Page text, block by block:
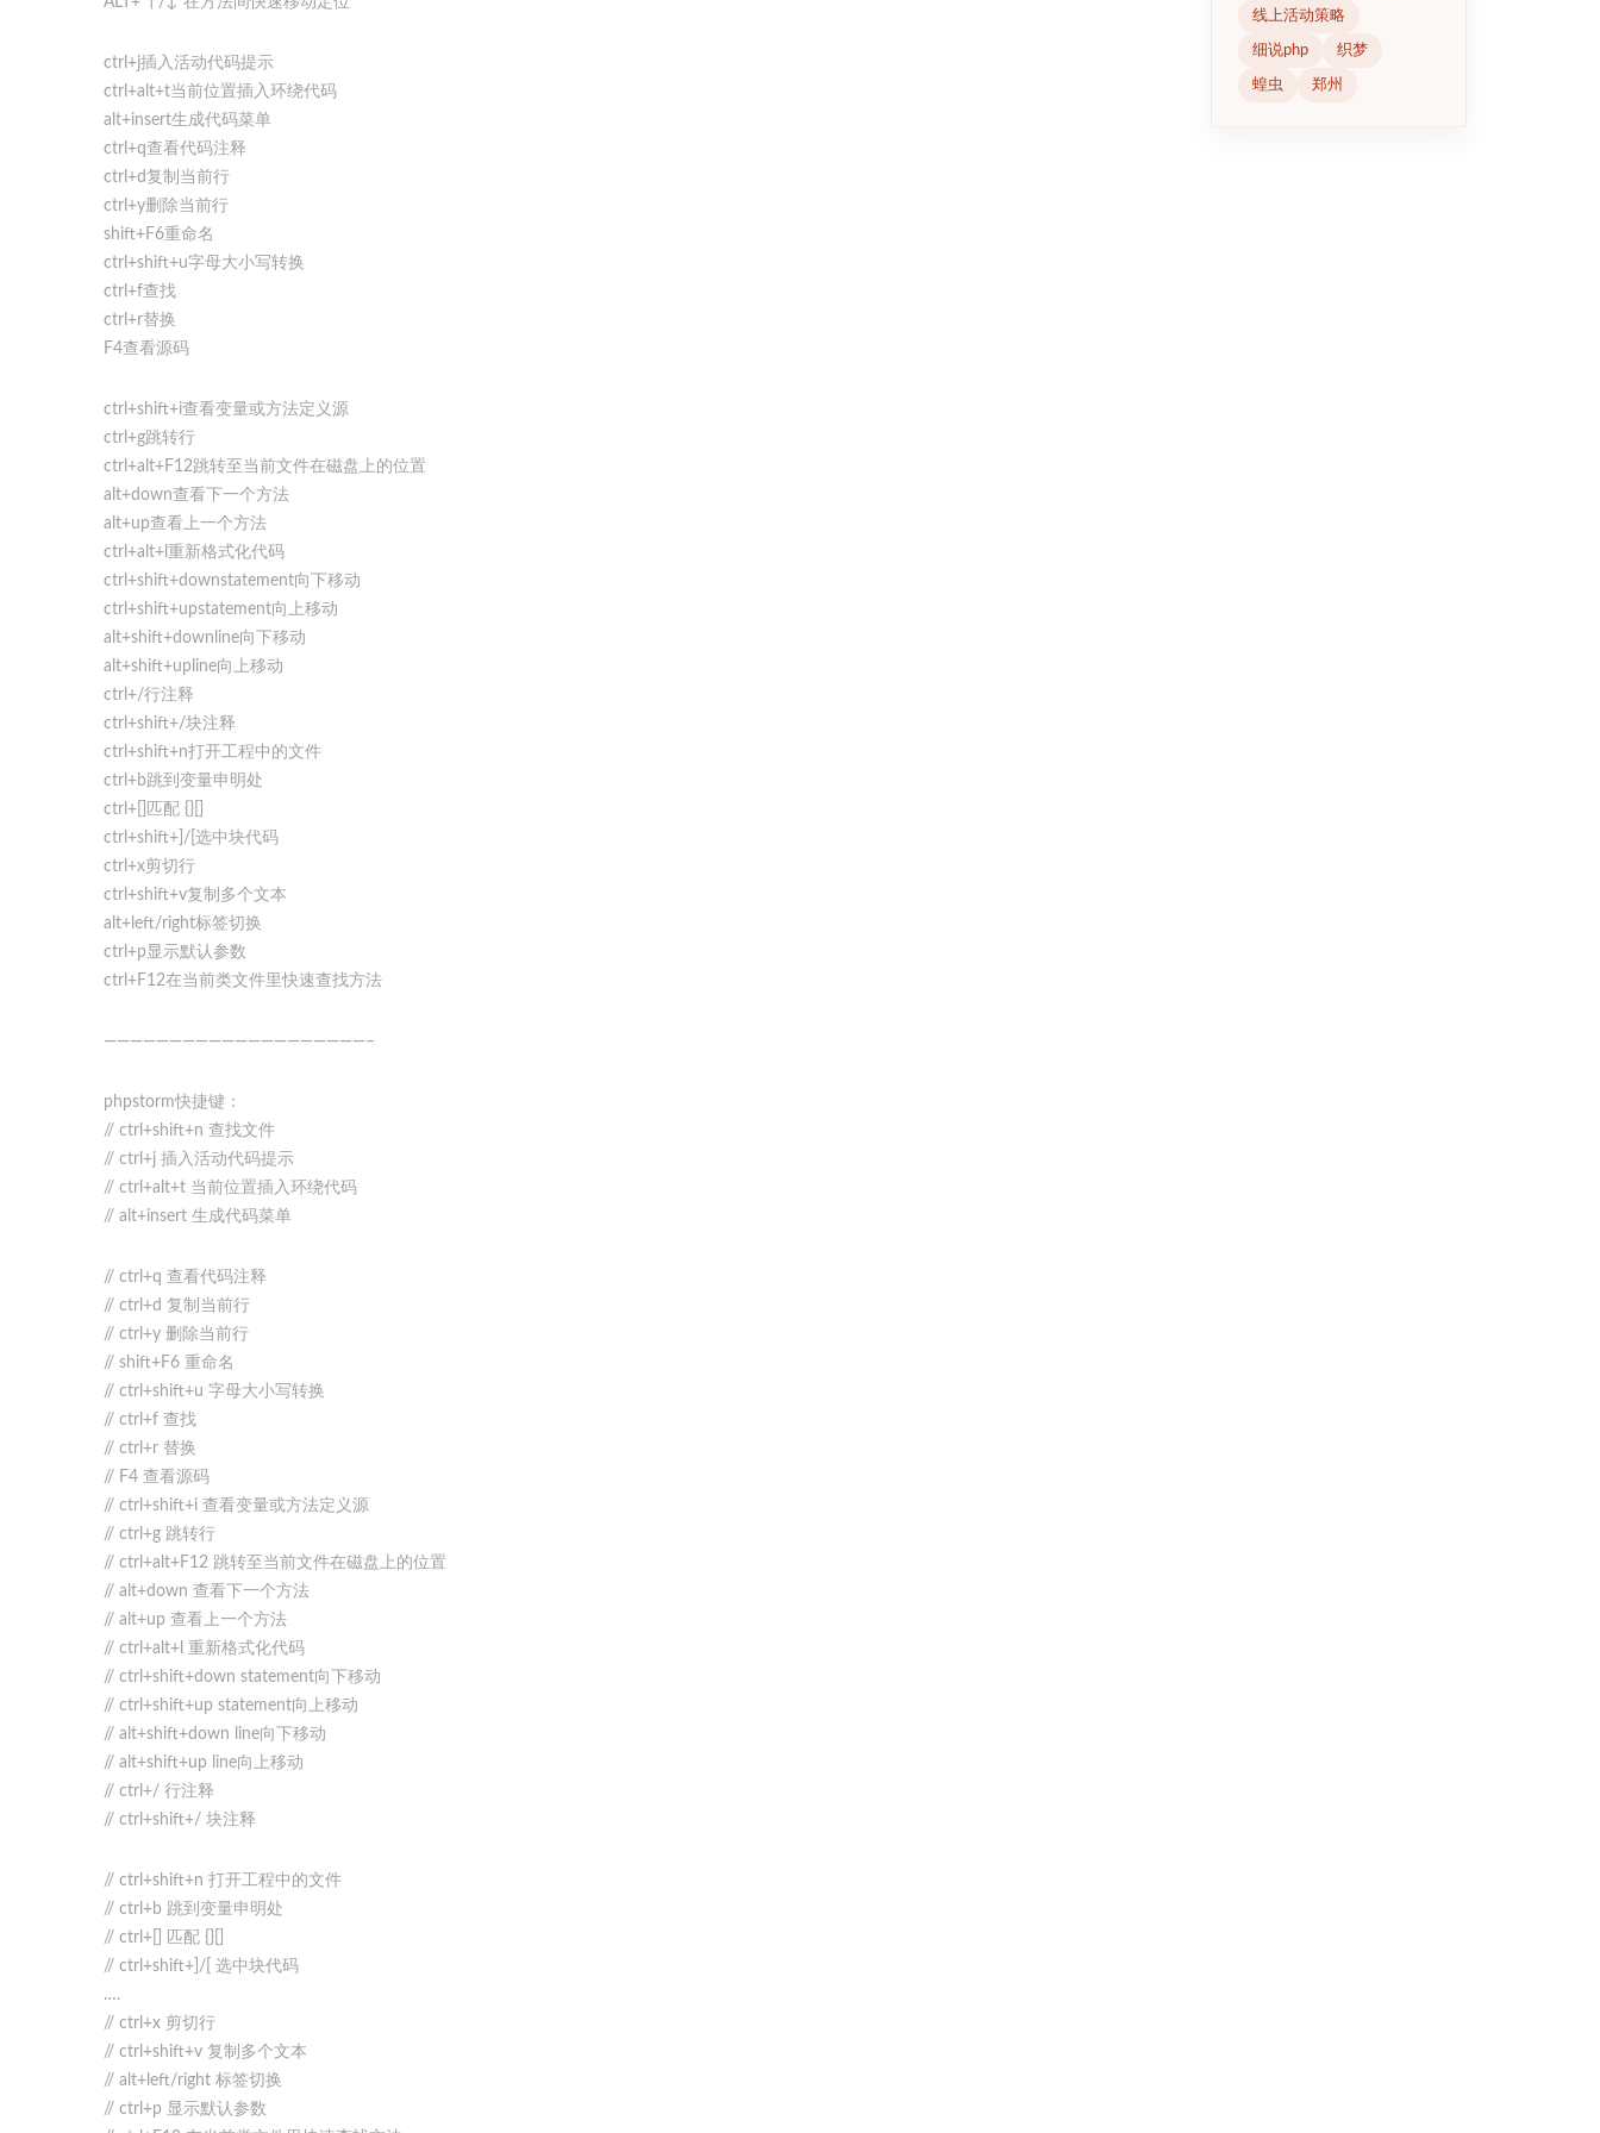
ctrl+j插入活动代码提示
ctrl+alt+t当前位置插入环绕代码
alt+insert生成代码菜单
ctrl+q查看代码注释
ctrl+d复制当前行
ctrl+y删除当前行
shift+F6重命名
ctrl+shift+u字母大小写转换
ctrl+f查找
ctrl+r替换
F4查看源码
ctrl+shift+i查看变量或方法定义源
ctrl+g跳转行
ctrl+alt+F12跳转至当前文件在磁盘上的位置
alt+down查看下一个方法
alt+up查看上一个方法
ctrl+alt+l重新格式化代码
ctrl+shift+downstatement向下移动
ctrl+shift+upstatement向上移动
alt+shift+downline向下移动
alt+shift+upline向上移动
ctrl+/行注释
ctrl+shift+/块注释
ctrl+shift+n打开工程中的文件
ctrl+b跳到变量申明处
ctrl+[]匹配 {}[]
ctrl+shift+]/[选中块代码
ctrl+x剪切行
ctrl+shift+v复制多个文本
alt+left/right标签切换
ctrl+p显示默认参数
ctrl+F12在当前类文件里快速查找方法
————————————————————–
phpstorm快捷键：
// ctrl+shift+n 查找文件
// ctrl+j 插入活动代码提示
// ctrl+alt+t 当前位置插入环绕代码
// alt+insert 生成代码菜单
// ctrl+q 查看代码注释
// ctrl+d 复制当前行
// ctrl+y 删除当前行
// shift+F6 重命名
// ctrl+shift+u 字母大小写转换
// ctrl+f 查找
// ctrl+r 替换
// F4 查看源码
// ctrl+shift+i 查看变量或方法定义源
// ctrl+g 跳转行
// ctrl+alt+F12 跳转至当前文件在磁盘上的位置
// alt+down 查看下一个方法
// alt+up 查看上一个方法
// ctrl+alt+l 重新格式化代码
// ctrl+shift+down statement向下移动
// ctrl+shift+up statement向上移动
// alt+shift+down line向下移动
// alt+shift+up line向上移动
// ctrl+/ 行注释
// ctrl+shift+/ 块注释
// ctrl+shift+n 打开工程中的文件
// ctrl+b 跳到变量申明处
// ctrl+[] 匹配 {}[]
// ctrl+shift+]/[ 选中块代码
….
// ctrl+x 剪切行
// ctrl+shift+v 复制多个文本
// alt+left/right 标签切换
// ctrl+p 显示默认参数
线上活动策略
细说php 织梦
蝗虫 郑州